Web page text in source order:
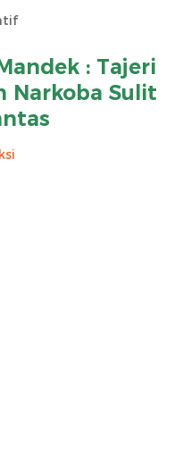
: Tajeri
Narkoba Sulit